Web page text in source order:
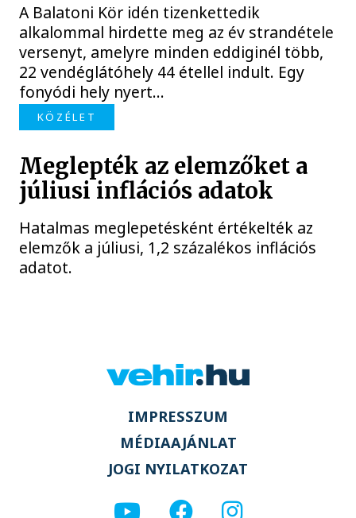
A Balatoni Kör idén tizenkettedik
alkalommal hirdette meg az év strandétele
versenyt, amelyre minden eddiginél több,
22 vendéglátóhely 44 étellel indult. Egy
fonyódi hely nyert...
KÖZÉLET
Meglepték az elemzőket a
júliusi inflációs adatok
Hatalmas meglepetésként értékelték az
elemzők a júliusi, 1,2 százalékos inflációs
adatot.
IMPRESSZUM
MÉDIAAJÁNLAT
JOGI NYILATKOZAT